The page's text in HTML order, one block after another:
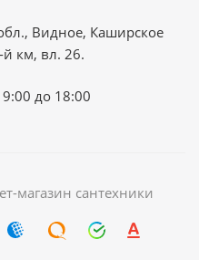
Видное, Каширское
й км, вл. 26.
до 18:00
магазин сантехники